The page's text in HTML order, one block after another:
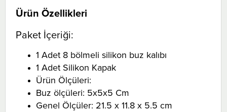
Ürün Özellikleri
Paket İçeriği:
1 Adet 8 bölmeli silikon buz kalıbı
1 Adet Silikon Kapak
Ürün Ölçüleri:
Buz ölçüleri: 5x5x5 Cm
Genel Ölçüler: 21.5 x 11.8 x 5.5 cm